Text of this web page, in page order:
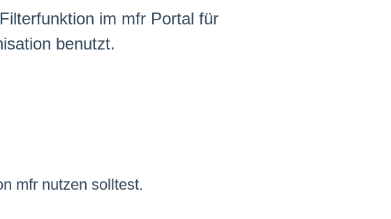
im mfr Portal für
benutzt.
mfr nutzen solltest.